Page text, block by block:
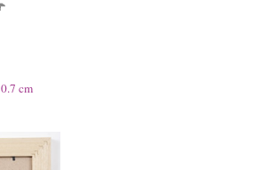
0.7 cm